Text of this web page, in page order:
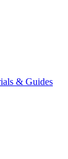
& Guides